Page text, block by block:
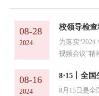
08-28
2024
校领导检
为落实
视频会议”精
人员对两个
振红一行先
08-16
2024
8·15丨全国
8月15日是全